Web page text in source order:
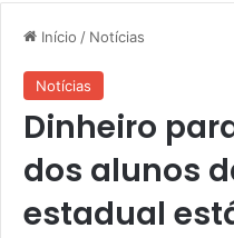
Início / Notícias
Notícias
Dinheiro
dos alunos
estadual